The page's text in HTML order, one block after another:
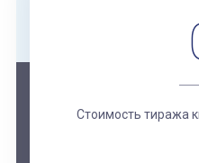
Стоимость тиража